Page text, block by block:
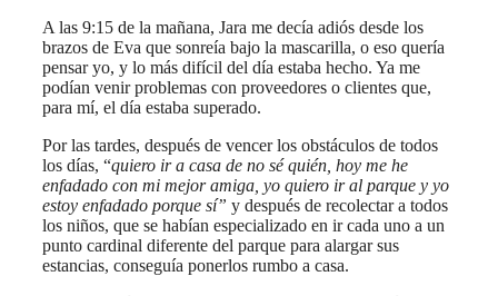
A las 9:15 de la mañana, Jara me decía adiós desde los
brazos de Eva que sonreía bajo la mascarilla, o eso quería
pensar yo, y lo más difícil del día estaba hecho. Ya me
podían venir problemas con proveedores o clientes que,
para mí, el día estaba superado.
Por las tardes, después de vencer los obstáculos de todos
los días, “quiero ir a casa de no sé quién, hoy me he
enfadado con mi mejor amiga, yo quiero ir al parque y yo
estoy enfadado porque sí” y después de recolectar a todos
los niños, que se habían especializado en ir cada uno a un
punto cardinal diferente del parque para alargar sus
estancias, conseguía ponerlos rumbo a casa.